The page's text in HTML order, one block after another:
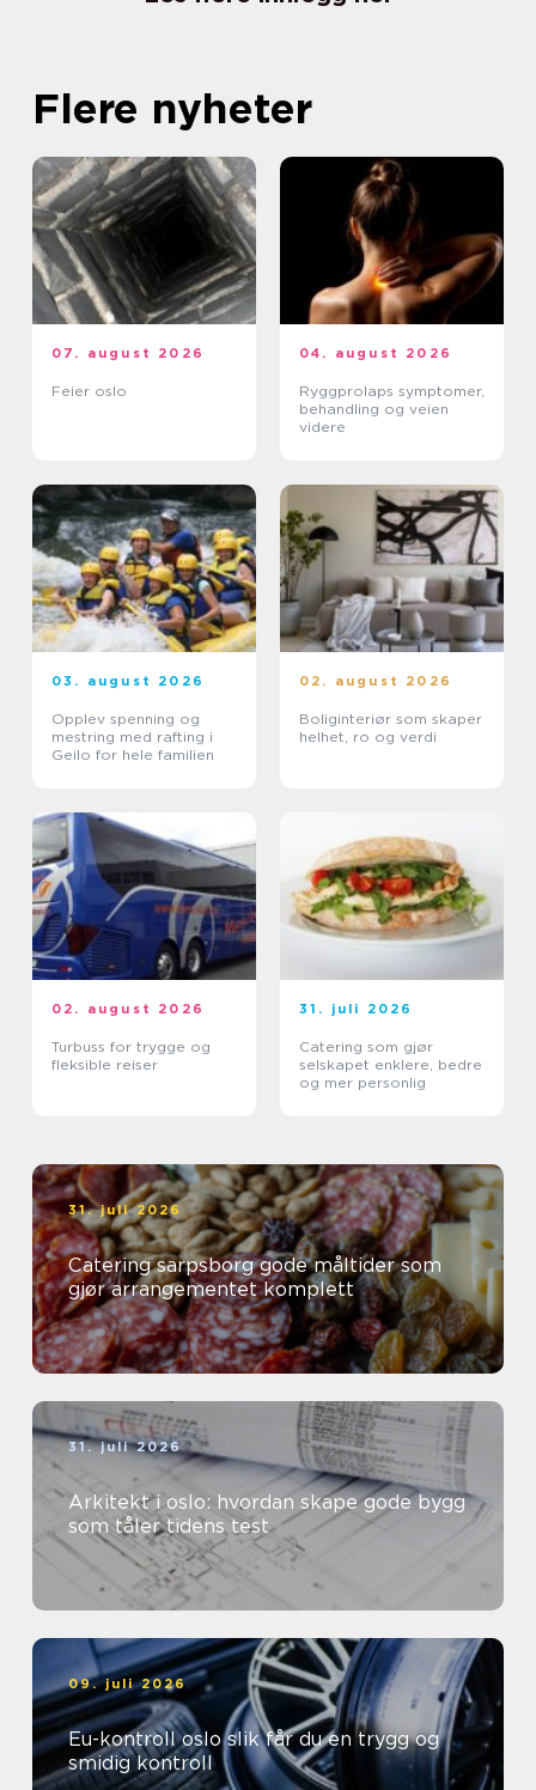
Flere nyheter
07. august 2026
Feier oslo
04. august 2026
Ryggprolaps symptomer,
behandling og veien
videre
03. august 2026
Opplev spenning og
mestring med rafting i
Geilo for hele familien
02. august 2026
Boliginteriør som skaper
helhet, ro og verdi
02. august 2026
Turbuss for trygge og
fleksible reiser
31. juli 2026
Catering som gjør
selskapet enklere, bedre
og mer personlig
31. juli 2026
Catering sarpsborg gode måltider som
gjør arrangementet komplett
31. juli 2026
Arkitekt i oslo: hvordan skape gode bygg
som tåler tidens test
09. juli 2026
Eu-kontroll oslo slik får du en trygg og
smidig kontroll